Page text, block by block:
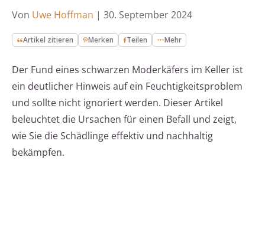
Von Uwe Hoffman | 30. September 2024
Artikel zitieren Merken Teilen Mehr
Der Fund eines schwarzen Moderkäfers im Keller ist
ein deutlicher Hinweis auf ein Feuchtigkeitsproblem
und sollte nicht ignoriert werden. Dieser Artikel
beleuchtet die Ursachen für einen Befall und zeigt,
wie Sie die Schädlinge effektiv und nachhaltig
bekämpfen.